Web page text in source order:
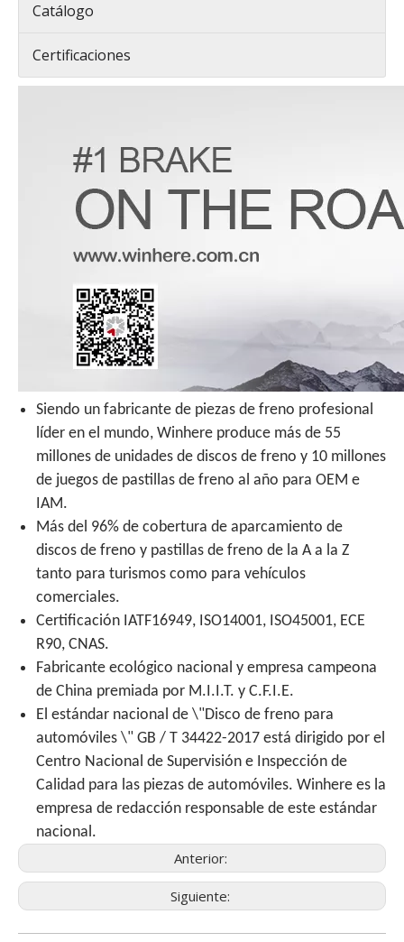
Catálogo
Certificaciones
Siendo un fabricante de piezas de freno profesional
líder en el mundo, Winhere produce más de 55
millones de unidades de discos de freno y 10 millones
de juegos de pastillas de freno al año para OEM e
IAM.
Más del 96% de cobertura de aparcamiento de
discos de freno y pastillas de freno de la A a la Z
tanto para turismos como para vehículos
comerciales.
Certificación IATF16949, ISO14001, ISO45001, ECE
R90, CNAS.
Fabricante ecológico nacional y empresa campeona
de China premiada por M.I.I.T. y C.F.I.E.
El estándar nacional de \"Disco de freno para
automóviles \" GB / T 34422-2017 está dirigido por el
Centro Nacional de Supervisión e Inspección de
Calidad para las piezas de automóviles. Winhere es la
empresa de redacción responsable de este estándar
nacional.
Anterior:
Siguiente: